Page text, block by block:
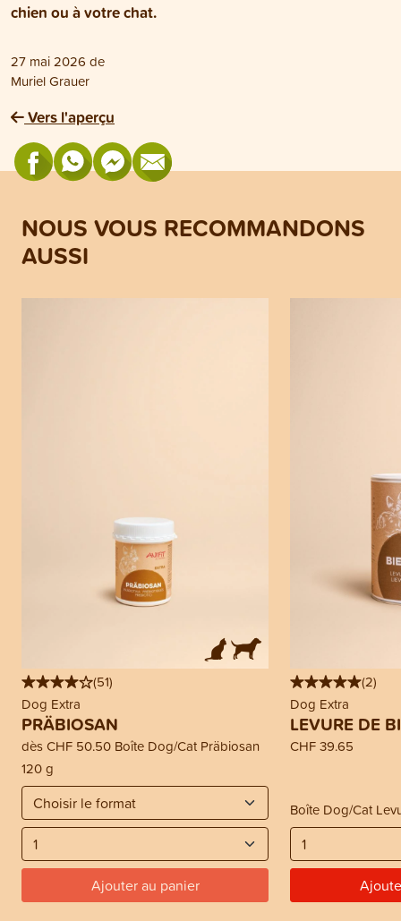
chien ou à votre chat.
27 mai 2026 de
Muriel Grauer
Vers l'aperçu
NOUS VOUS RECOMMANDONS
AUSSI
(51)
Dog Extra
PRÄBIOSAN
dèsCHF 50.50 Boîte Dog/Cat Präbiosan
120 g
Ajouter au panier
(2)
Dog Extra
LEVURE DE
CHF 39.65
Boîte Dog/Cat